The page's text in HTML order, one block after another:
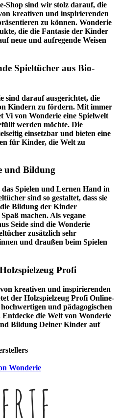
Shop sind wir stolz darauf, die
kreativen und inspirierenden
zu können. Wonderie
die die Fantasie der Kinder
neue und aufregende Weisen
Spieltücher aus Bio-
sind darauf ausgerichtet, die
Kindern zu fördern. Mit immer
Vi von Wonderie eine Spielwelt
werden möchte. Die
einsetzbar und bieten eine
für Kinder, die Welt zu
und Bildung
Spielen und Lernen Hand in
sind so gestaltet, dass sie
Bildung der Kinder
machen. Als vegane
Seide sind die Wonderie
zusätzlich sehr
und draußen beim Spielen
Profi
kreativen und inspirierenden
der Holzspielzeug Profi Online-
und pädagogischen
die Welt von Wonderie
Bildung Deiner Kinder auf
Wonderie